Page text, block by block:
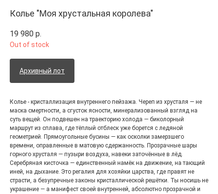
Колье "Моя хрустальная королева"
19 980 р.
Out of stock
Архивный лот
Колье - кристаллизация внутреннего пейзажа. Череп из хрусталя — не
маска смертности, а сгусток ясности, минерализованный взгляд на
суть вещей. Он подвешен на траекторию холода — биколорный
маршрут из сплава, где тёплый отблеск уже борется с ледяной
геометрией. Прямоугольные бусины — как осколки замерзшего
времени, оправленные в матовую сдержанность. Прозрачные шары
горного хрусталя — пузыри воздуха, навеки заточённые в лёд.
Серебряная кисточка — единственный намёк на движение, на тающий
иней, на дыхание. Это регалия для хозяйки царства, где правят не
страсти, а безупречные законы кристаллической решётки. Ты носишь не
украшение — а манифест своей внутренней, абсолютно прозрачной и